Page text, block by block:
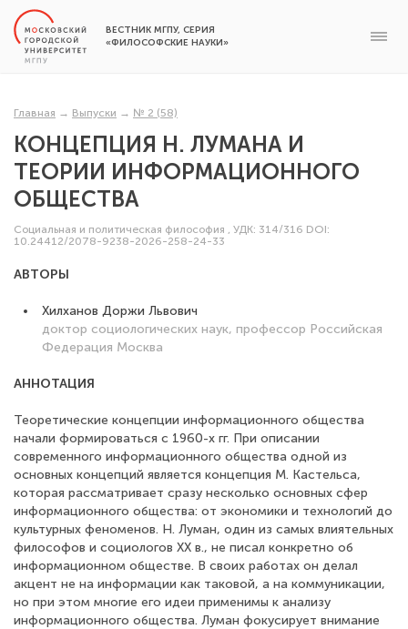
ВЕСТНИК МГПУ, СЕРИЯ
«ФИЛОСОФСКИЕ НАУКИ»
Главная → Выпуски → № 2 (58)
КОНЦЕПЦИЯ Н. ЛУМАНА И
ТЕОРИИ ИНФОРМАЦИОННОГО
ОБЩЕСТВА
Социальная и политическая философия , УДК: 314/316 DOI:
10.24412/2078-9238-2026-258-24-33
АВТОРЫ
Хилханов Доржи Львович
доктор социологических наук, профессор Российская
Федерация Москва
АННОТАЦИЯ
Теоретические концепции информационного общества
начали формироваться с 1960-х гг. При описании
современного информационного общества одной из
основных концепций является концепция М. Кастельса,
которая рассматривает сразу несколько основных сфер
информационного общества: от экономики и технологий до
культурных феноменов. Н. Луман, один из самых влиятельных
философов и социологов XX в., не писал конкретно об
информационном обществе. В своих работах он делал
акцент не на информации как таковой, а на коммуникации,
но при этом многие его идеи применимы к анализу
информационного общества. Луман фокусирует внимание